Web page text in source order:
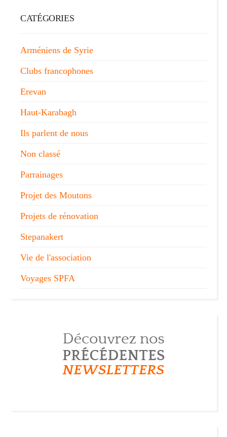
CATÉGORIES
Arméniens de Syrie
Clubs francophones
Erevan
Haut-Karabagh
Ils parlent de nous
Non classé
Parrainages
Projet des Moutons
Projets de rénovation
Stepanakert
Vie de l'association
Voyages SPFA